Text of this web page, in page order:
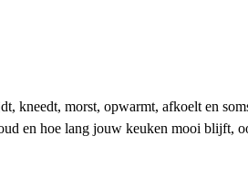
kneedt, morst, opwarmt, afkoelt en
en hoe lang jouw keuken mooi blijft,